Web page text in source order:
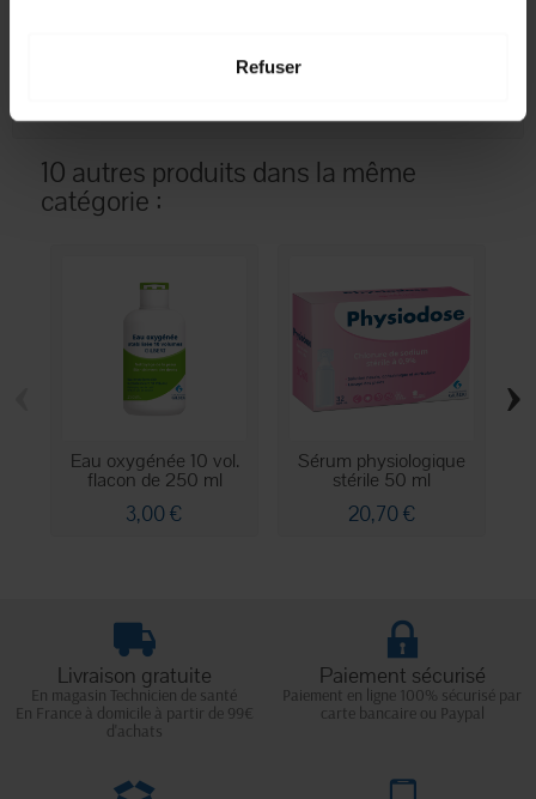
Refuser
10 autres produits dans la même
catégorie :
Eau oxygénée 10 vol.
flacon de 250 ml
3,00 €
Sérum physiologique
stérile 50 ml
20,70 €
›
Livraison gratuite
En magasin Technicien de santé
En France à domicile à partir de 99€
d'achats
Paiement sécurisé
Paiement en ligne 100% sécurisé par
carte bancaire ou Paypal